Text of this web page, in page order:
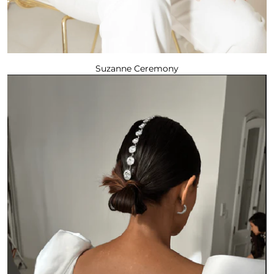
Suzanne Ceremony